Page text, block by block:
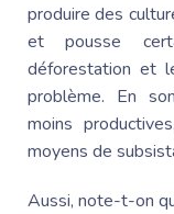
produire des
et pousse
déforestation et
problème. En
moins
moyens de
Aussi, note-t-on